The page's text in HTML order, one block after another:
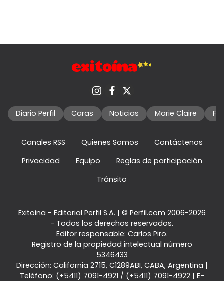
Diario Perfil Caras Noticias Marie Claire
Canales RSS Quienes Somos
Contáctenos
Privacidad
Equipo
Reglas de participación
Tránsito
Exitoina - Editorial Perfil S.A. | © Perfil.com 2006-2026
- Todos los derechos reservados.
Editor responsable: Carlos Piro.
Registro de la propiedad intelectual número
5346433
Dirección: California 2715, C1289ABI, CABA, Argentina |
Teléfono: (+5411) 7091-4921 / (+5411) 7091-4922| E-